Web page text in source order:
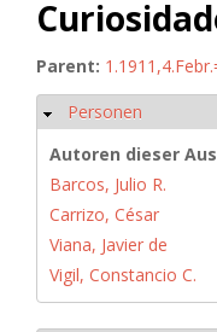
Parent:
Hide
Personen
Autoren dieser
Barcos, Julio R.
Carrizo, César
Viana, Javier de
Vigil, Constancio C.